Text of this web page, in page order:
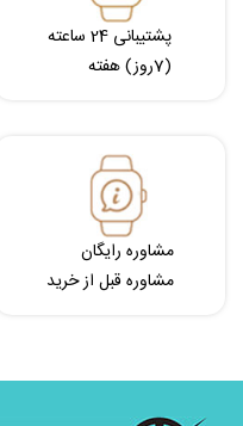
پشتیبانی 24 ساعته
(7روز) هفته
مشاوره رایگان
مشاوره قبل از خرید